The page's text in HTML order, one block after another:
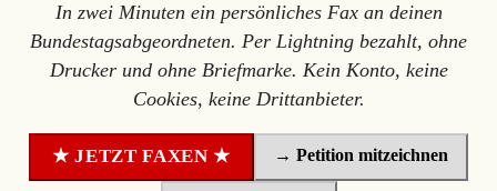
In zwei Minuten ein persönliches Fax an deinen
Bundestagsabgeordneten. Per Lightning bezahlt, ohne
Drucker und ohne Briefmarke. Kein Konto, keine
Cookies, keine Drittanbieter.
★ JETZT FAXEN ★ → Petition mitzeichnen